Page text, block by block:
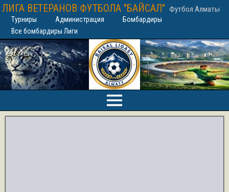
ЛИГА ВЕТЕРАНОВ ФУТБОЛА "БАЙСАЛ" Футбол Алматы
Турниры Администрация
Бомбардиры
Все бомбардиры Лиги